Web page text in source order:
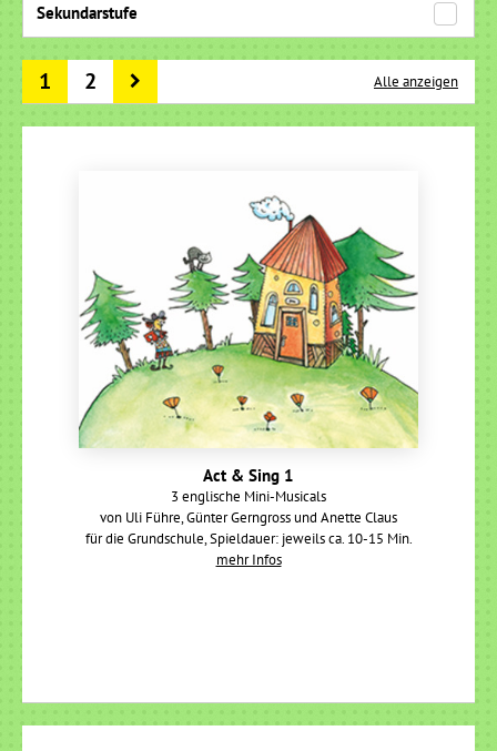
Sekundarstufe
1 2 Alle anzeigen
Act & Sing 1
3 englische Mini-Musicals
von Uli Führe, Günter Gerngross und Anette Claus
für die Grundschule, Spieldauer: jeweils ca. 10-15 Min.
mehr Infos